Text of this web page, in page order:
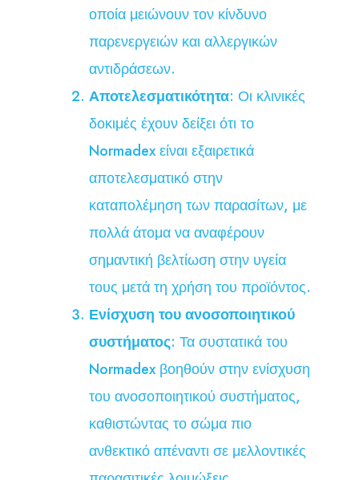
οποία μειώνουν τον κίνδυνο
παρενεργειών και αλλεργικών
αντιδράσεων.
Αποτελεσματικότητα: Οι κλινικές
δοκιμές έχουν δείξει ότι το
Normadex είναι εξαιρετικά
αποτελεσματικό στην
καταπολέμηση των παρασίτων, με
πολλά άτομα να αναφέρουν
σημαντική βελτίωση στην υγεία
τους μετά τη χρήση του προϊόντος.
Ενίσχυση του ανοσοποιητικού
συστήματος: Τα συστατικά του
Normadex βοηθούν στην ενίσχυση
του ανοσοποιητικού συστήματος,
καθιστώντας το σώμα πιο
ανθεκτικό απέναντι σε μελλοντικές